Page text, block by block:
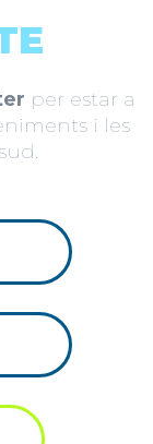
per estar a
i les